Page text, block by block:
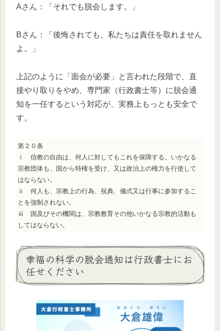
Aさん：「それでも脱会します。」
Bさん：「後悔されても、私たちは責任を取れません
よ。」
上記のように「面会が必要」と言われた段階で、直
接やり取りをやめ、専門家（行政書士等）に脱会通
知を一任するという対応が、実務上もっとも安全で
す。
第２０条
ⅰ 信教の自由は、何人に対してもこれを保障する。いかなる
宗教団体も、国から特権を受け、又は政治上の権力を行使して
はならない。
ⅱ 何人も、宗教上の行為、祝典、儀式又は行事に参加するこ
とを強制されない。
ⅲ 国及びその機関は、宗教教育その他いかなる宗教的活動も
してはならない。
幸福の科学の脱会通知は行政書士にお
任せください